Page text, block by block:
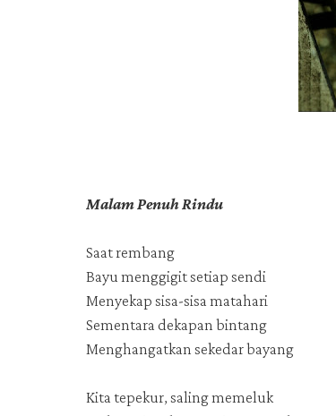
Malam Penuh Rindu
Saat rembang
Bayu menggigit setiap sendi
Menyekap sisa-sisa matahari
Sementara dekapan bintang
Menghangatkan sekedar bayang
Kita tepekur, saling memeluk